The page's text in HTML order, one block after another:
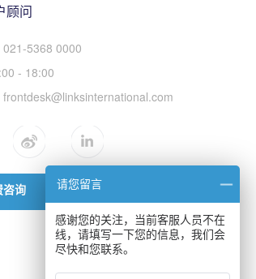
顾问
021-5368 0000
- 18:00
frontdesk@linksinternational.com
咨询 请您留言
感谢您的关注，当前客服人员不在
线，请填写一下您的信息，我们会
尽快和您联系。